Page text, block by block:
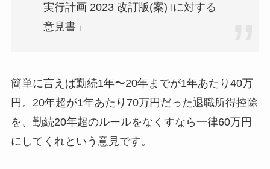
実行計画 2023 改訂版(案)｣に対する
意見書」
簡単に言えば勤続1年〜20年までが1年あたり40万
円。20年超が1年あたり70万円だった退職所得控除
を、勤続20年超のルールをなくすなら一律60万円
にしてくれという意見です。